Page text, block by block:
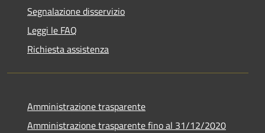
Segnalazione disservizio
Leggi le FAQ
Richiesta assistenza
Amministrazione trasparente
Amministrazione trasparente fino al 31/12/2020